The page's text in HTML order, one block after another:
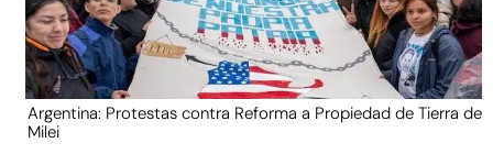
Argentina: Protestas contra Reforma a Propiedad de Tierra de
Milei